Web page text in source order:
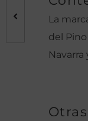
La
del Pino
Navarra